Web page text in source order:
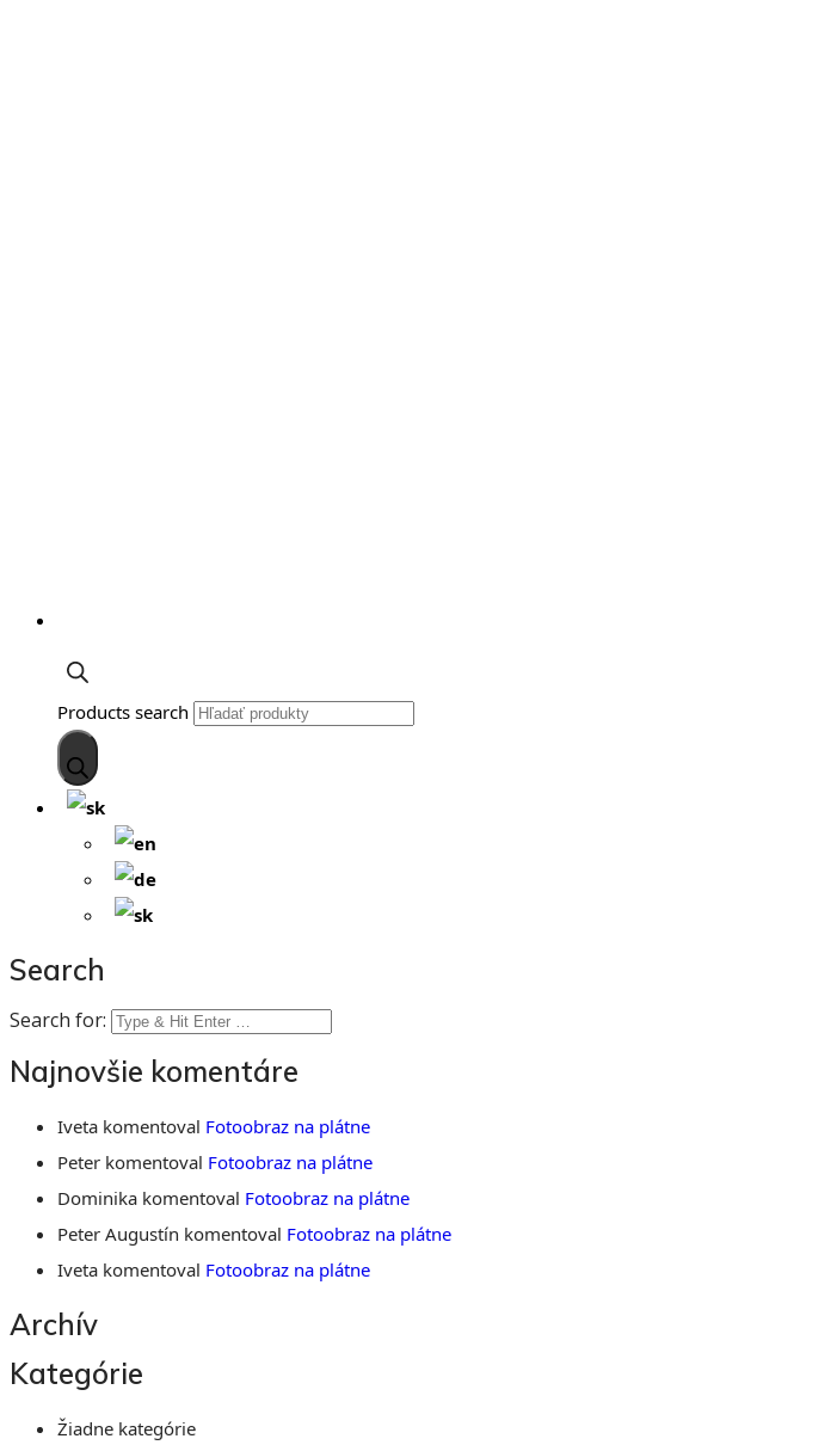
Products search
Search
Search for:
Najnovšie komentáre
Iveta komentoval Fotoobraz na plátne
Peter komentoval Fotoobraz na plátne
Dominika komentoval Fotoobraz na plátne
Peter Augustín komentoval Fotoobraz na plátne
Iveta komentoval Fotoobraz na plátne
Archív
Kategórie
Žiadne kategórie